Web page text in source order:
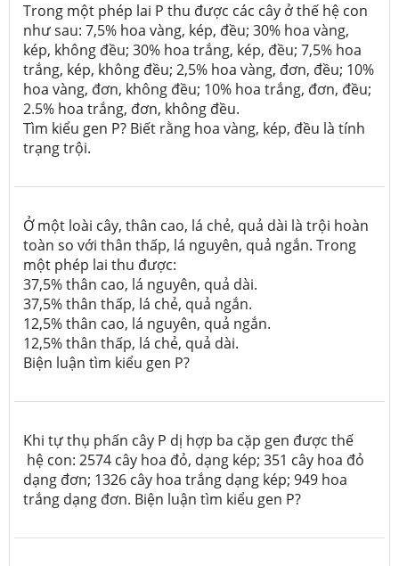
Trong một phép lai P thu được các cây ở thế hệ con
như sau: 7,5% hoa vàng, kép, đều; 30% hoa vàng,
kép, không đều; 30% hoa trắng, kép, đều; 7,5% hoa
trắng, kép, không đều; 2,5% hoa vàng, đơn, đều; 10%
hoa vàng, đơn, không đều; 10% hoa trắng, đơn, đều;
2.5% hoa trắng, đơn, không đều.
Tìm kiểu gen P? Biết rằng hoa vàng, kép, đều là tính
trạng trội.
Ở một loài cây, thân cao, lá chẻ, quả dài là trội hoàn
toàn so với thân thấp, lá nguyên, quả ngắn. Trong
một phép lai thu được:
37,5% thân cao, lá nguyên, quả dài.
37,5% thân thấp, lá chẻ, quả ngắn.
12,5% thân cao, lá nguyên, quả ngắn.
12,5% thân thấp, lá chẻ, quả dài.
Biện luận tìm kiểu gen P?
Khi tự thụ phấn cây P dị hợp ba cặp gen được thế
hệ con: 2574 cây hoa đỏ, dạng kép; 351 cây hoa đỏ
dạng đơn; 1326 cây hoa trắng dạng kép; 949 hoa
trắng dạng đơn. Biện luận tìm kiểu gen P?